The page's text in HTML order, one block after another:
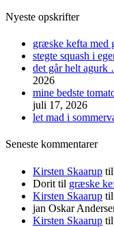
Nyeste opskrifter
græske kefta med
stegte squash i
det går helt agurk
2026
mine bedste
juli 17, 2026
let mad i
Seneste kommentarer
Kirsten Skaarup til
Dorit til græske
Kirsten Skaarup til
jan Oskar
Kirsten Skaarup til